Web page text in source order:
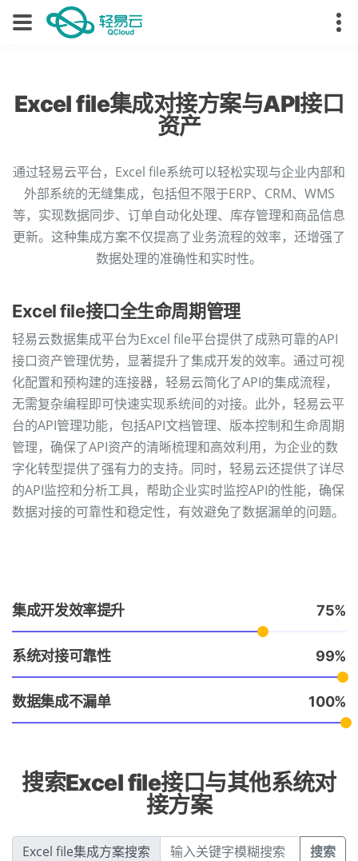
Excel file集成对接方案与API接口
资产
通过轻易云平台，Excel file系统可以轻松实现与企业内部和
外部系统的无缝集成，包括但不限于ERP、CRM、WMS
等，实现数据同步、订单自动化处理、库存管理和商品信息
更新。这种集成方案不仅提高了业务流程的效率，还增强了
数据处理的准确性和实时性。
Excel file接口全生命周期管理
轻易云数据集成平台为Excel file平台提供了成熟可靠的API
接口资产管理优势，显著提升了集成开发的效率。通过可视
化配置和预构建的连接器，轻易云简化了API的集成流程，
无需复杂编程即可快速实现系统间的对接。此外，轻易云平
台的API管理功能，包括API文档管理、版本控制和生命周期
管理，确保了API资产的清晰梳理和高效利用，为企业的数
字化转型提供了强有力的支持。同时，轻易云还提供了详尽
的API监控和分析工具，帮助企业实时监控API的性能，确保
数据对接的可靠性和稳定性，有效避免了数据漏单的问题。
集成开发效率提升 75
系统对接可靠性 99
数据集成不漏单 100
搜索Excel file接口与其他系统对
接方案
Excel file集成方案搜索 搜索